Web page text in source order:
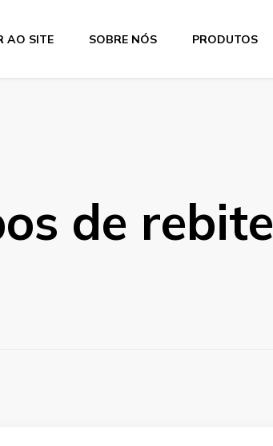
AO SITE SOBRE NÓS PRODUTOS
de rebite